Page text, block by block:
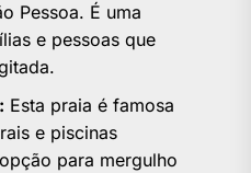
Pessoa. É uma
e pessoas que
Esta praia é famosa
e piscinas
para mergulho